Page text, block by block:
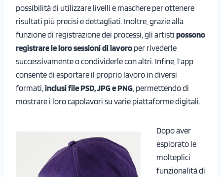
possibilità di utilizzare livelli e maschere per ottenere
risultati più precisi e dettagliati. Inoltre, grazie alla
funzione di registrazione dei processi, gli artisti possono
registrare le loro sessioni di lavoro per rivederle
successivamente o condividerle con altri. Infine, l’app
consente di esportare il proprio lavoro in diversi
formati, inclusi file PSD, JPG e PNG , permettendo di
mostrare i loro capolavori su varie piattaforme digitali.
Dopo aver
esplorato le
molteplici
funzionalità di